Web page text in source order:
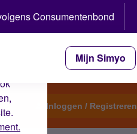
de
Consumentenbond
Mijn Simyo
Inloggen / Registreren